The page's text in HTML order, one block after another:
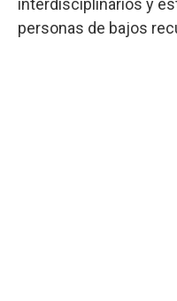
interdisciplinarios y
personas de bajos